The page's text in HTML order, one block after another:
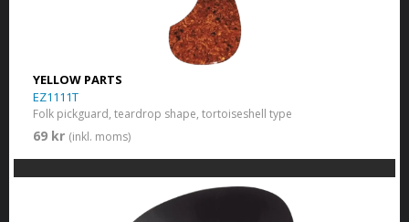
YELLOW PARTS
EZ1111T
Folk pickguard, teardrop shape, tortoiseshell type
69 kr (inkl. moms)